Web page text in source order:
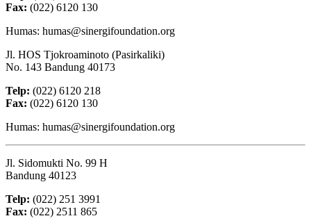
Fax: (022) 6120 130
Humas: humas@sinergifoundation.org
Jl. HOS Tjokroaminoto (Pasirkaliki)
No. 143 Bandung 40173
Telp: (022) 6120 218
Fax: (022) 6120 130
Humas: humas@sinergifoundation.org
Jl. Sidomukti No. 99 H
Bandung 40123
Telp: (022) 251 3991
Fax: (022) 2511 865